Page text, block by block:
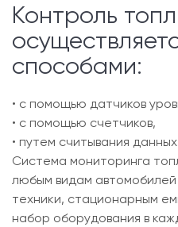
Контроль
способами:
• с помощью датчиков
• с помощью счетчиков,
• путем считывания
Система мониторинга
любым видам
техники, стационарным
набор оборудования в